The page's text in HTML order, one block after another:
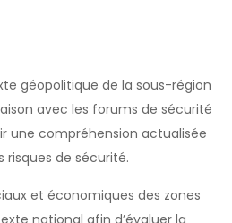
géopolitique de la sous-région
avec les forums de sécurité
une compréhension actualisée
de sécurité.
et économiques des zones
national afin d’évaluer la